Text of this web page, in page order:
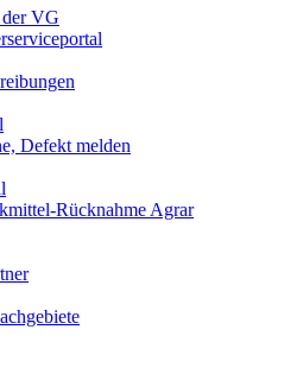
VG
Defekt melden
Rücknahme Agrar